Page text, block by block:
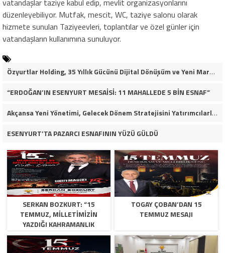
düzenleyebiliyor. Mutfak, mescit, WC, taziye salonu olarak
hizmete sunulan Taziyeevleri, toplantılar ve özel günler için
vatandaşların kullanımına sunuluyor.
Özyurtlar Holding, 35 Yıllık Gücünü Dijital Dönüşüm ve Yeni Marka Stratejisiyle Geleceğe Taşıyor
“ERDOĞAN’IN ESENYURT MESAİSİ: 11 MAHALLEDE 5 BİN ESNAF”
Akçansa Yeni Yönetimi, Gelecek Dönem Stratejisini Yatırımcılarla Paylaştı
ESENYURT’TA PAZARCI ESNAFININ YÜZÜ GÜLDÜ
SERKAN BOZKURT: “15
TEMMUZ, MILLETIMIZIN
YAZDIĞI KAHRAMANLIK
DESTANIDIR”
TOGAY ÇOBAN’DAN 15
TEMMUZ MESAJI